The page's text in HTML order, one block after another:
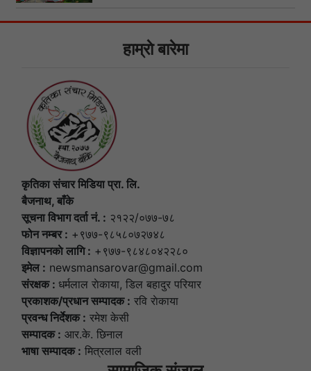
हाम्राे बारेमा
कृतिका संचार मिडिया प्रा. लि.
बैजनाथ, बाँके
सूचना विभाग दर्ता नं. : २१२२/०७७-७८
फोन नम्बर : +९७७-९८५८०७२७४८
विज्ञापनकाे लागि : +९७७-९८४८०४२२८०
इमेल : newsmansarovar@gmail.com
संरक्षक : धर्मलाल राेकाया, डिल बहादुर परियार
प्रकाशक/प्रधान सम्पादक : रवि राेकाया
प्रवन्ध निर्देशक : रमेश केसी
सम्पादक : आर.के. छिनाल
भाषा सम्पादक : मित्रलाल वली